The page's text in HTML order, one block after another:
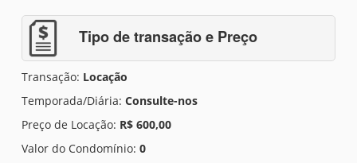
Tipo de transação e Preço
Transação: Locação
Temporada/Diária: Consulte-nos
Preço de Locação: R$ 600,00
Valor do Condomínio: 0